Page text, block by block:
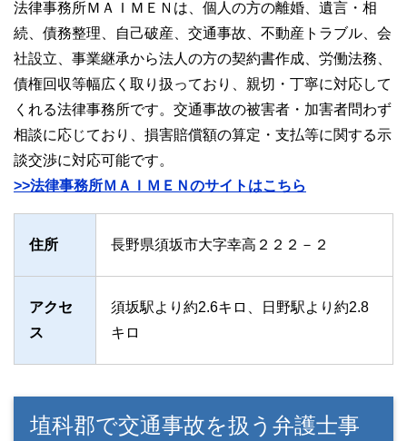
法律事務所ＭＡＩＭＥＮは、個人の方の離婚、遺言・相
続、債務整理、自己破産、交通事故、不動産トラブル、会
社設立、事業継承から法人の方の契約書作成、労働法務、
債権回収等幅広く取り扱っており、親切・丁寧に対応して
くれる法律事務所です。交通事故の被害者・加害者問わず
相談に応じており、損害賠償額の算定・支払等に関する示
談交渉に対応可能です。
>>法律事務所ＭＡＩＭＥＮのサイトはこちら
住所 長野県須坂市大字幸高２２２－２
アクセ
ス
須坂駅より約2.6キロ、日野駅より約2.8
キロ
埴科郡で交通事故を扱う弁護士事